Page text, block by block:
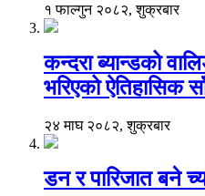
१ फाल्गुन २०८२, शुक्रबार
कन्दरा ब्यान्डको
भरिएको ऐतिहासिक
२४ माघ २०८२, शुक्रबार
डन र पारिजात बने